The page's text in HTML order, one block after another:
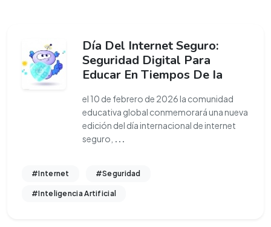
Día Del Internet Seguro:
Seguridad Digital Para
Educar En Tiempos De Ia
el 10 de febrero de 2026 la comunidad
educativa global conmemorará una nueva
edición del día internacional de internet
seguro, ...
#Internet #Seguridad
#Inteligencia Artificial